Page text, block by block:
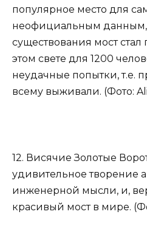
популярное место для
неофициальным данным,
существования мост
этом свете для 1200
неудачные попытки, т.е.
всему выживали. (Фото:
12. Висячие Золотые
удивительное творение
инженерной мысли, и,
красивый мост в мире.